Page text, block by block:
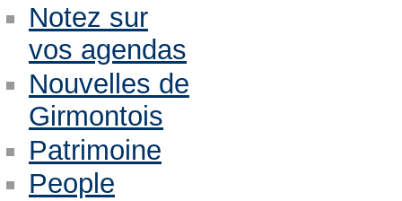
Notez sur
vos agendas
Nouvelles de
Girmontois
Patrimoine
People